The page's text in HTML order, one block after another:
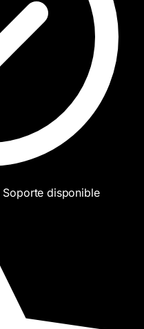
Soporte disponible